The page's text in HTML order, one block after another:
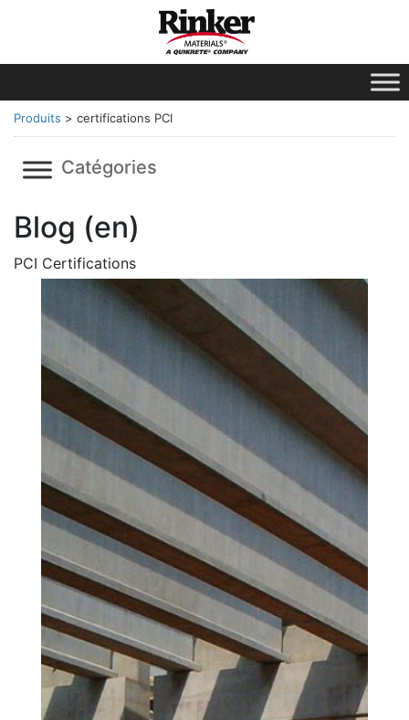
Produits > certifications PCI
Catégories
Blog (en)
PCI Certifications